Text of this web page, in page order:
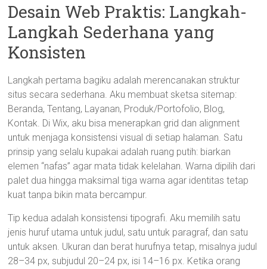
Desain Web Praktis: Langkah-
Langkah Sederhana yang
Konsisten
Langkah pertama bagiku adalah merencanakan struktur
situs secara sederhana. Aku membuat sketsa sitemap:
Beranda, Tentang, Layanan, Produk/Portofolio, Blog,
Kontak. Di Wix, aku bisa menerapkan grid dan alignment
untuk menjaga konsistensi visual di setiap halaman. Satu
prinsip yang selalu kupakai adalah ruang putih: biarkan
elemen “nafas” agar mata tidak kelelahan. Warna dipilih dari
palet dua hingga maksimal tiga warna agar identitas tetap
kuat tanpa bikin mata bercampur.
Tip kedua adalah konsistensi tipografi. Aku memilih satu
jenis huruf utama untuk judul, satu untuk paragraf, dan satu
untuk aksen. Ukuran dan berat hurufnya tetap, misalnya judul
28–34 px, subjudul 20–24 px, isi 14–16 px. Ketika orang